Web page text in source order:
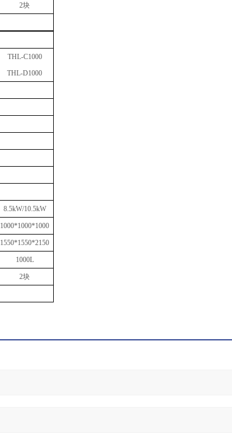
2块
THL-C1000
THL-D1000
8.5kW/10.5kW
1000*1000*1000
1550*1550*2150
1000L
2块